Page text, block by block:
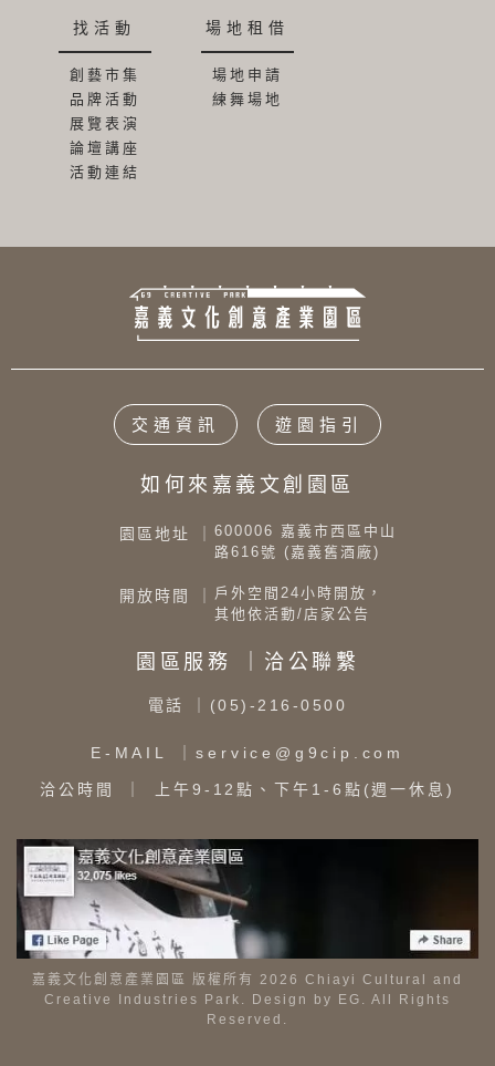
找活動
創藝市集
品牌活動
展覽表演
論壇講座
活動連結
場地租借
場地申請
練舞場地
交通資訊 遊園指引
如何來嘉義文創園區
園區地址 ｜ 600006 嘉義市西區中山
路616號 (嘉義舊酒廠)
開放時間 ｜ 戶外空間24小時開放，
其他依活動/店家公告
園區服務 ｜洽公聯繫
電話 ｜(05)-216-0500
E-MAIL ｜service@g9cip.com
洽公時間 ｜ 上午9-12點、下午1-6點(週一休息)
嘉義文化創意產業園區 版權所有 2026 Chiayi Cultural and
Creative Industries Park. Design by
EG . All Rights
Reserved.